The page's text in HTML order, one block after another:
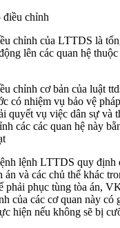
điều chỉnh
chỉnh của LTTDS là
lên các quan hệ
chỉnh cơ bản của luật
có nhiệm vụ bảo vệ
quyết vụ việc dân sự và
các các quan hệ này
lệnh LTTDS quy định
án và các chủ thể khác
phải phục tùng tòa án,
của các cơ quan này có
hiện nếu không sẽ bị